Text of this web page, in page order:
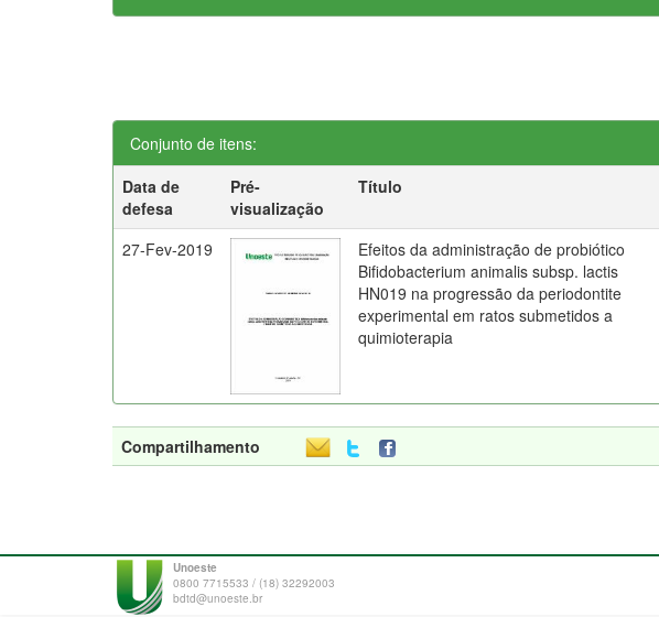
Conjunto de itens:
Data de
defesa
Pré-
visualização
Título
27-Fev-2019
Efeitos da administração de probiótico
Bifidobacterium animalis subsp. lactis
HN019 na progressão da periodontite
experimental em ratos submetidos a
quimioterapia
Compartilhamento
Unoeste
0800 7715533 / (18) 32292003
bdtd@unoeste.br